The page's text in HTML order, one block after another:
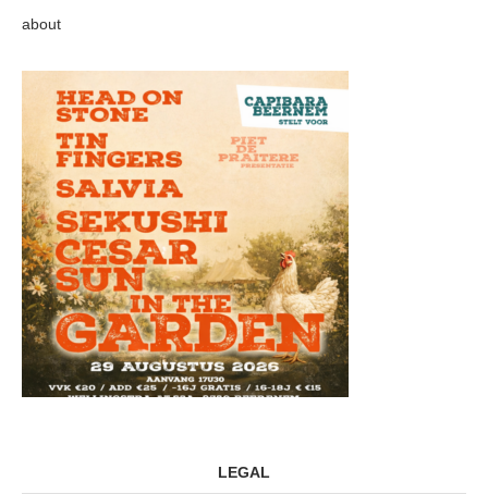
about
LEGAL